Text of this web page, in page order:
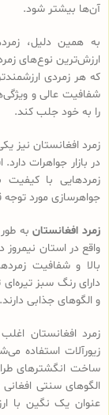
آن‌ها بیشتر شود.
به همین دلیل،
ارزش‌ترین نوع‌های
که هر زمردی
شفافیت عالی و
را به خود جلب کند.
زمرد افغانستان نیز
در بازار جواهرات
زمردهایی با
جواهرسازی مورد توجه
زمرد افغانستانبه
واقع در استان
بالا و شفافیت
دارای رنگ سبز
و الگوهای جذابی دارند.
زمرد افغانستان
زیورآلات استفاده
ساخت انگشترهای
الگوهای سنتی
عنوان یک نگین با